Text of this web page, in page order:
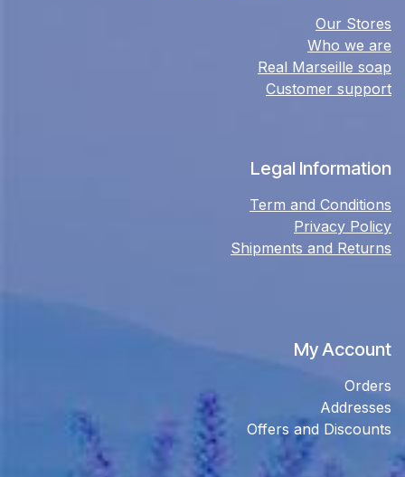
Our Stores
Who we are
Real Marseille soap
Customer support
Legal Information
Term and Conditions
Privacy Policy
Shipments and Returns
My Account
Orders
Addresses
Offers and Discounts